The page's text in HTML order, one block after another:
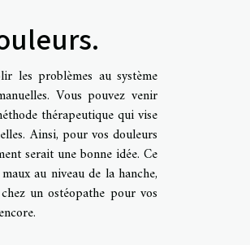
les problèmes au système
Vous pouvez venir
thérapeutique qui vise
Ainsi, pour vos douleurs
serait une bonne idée. Ce
au niveau de la hanche,
un ostéopathe pour vos